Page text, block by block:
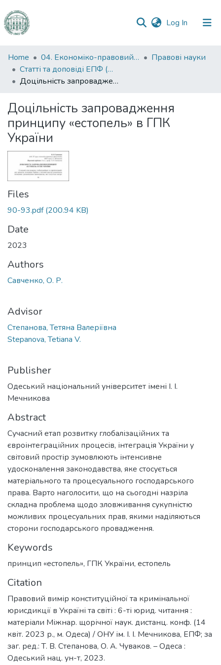
Log In (current)
Communities
&
Collections
Statistics
Home 04. Економіко-правовий факультет
Правові науки
Статті та доповіді ЕПФ (Правові науки)
Доцільність запровадження принципу «естопель» в ГПК України
Доцільність запровадження
принципу «естопель» в ГПК
України
Files
90-93.pdf(200.94 KB)
Date
2023
Authors
Савченко, О. Р.
Advisor
Степанова, Тетяна Валеріївна
Stepanova, Tetiana V.
Publisher
Одеський національний університет імені І. І.
Мечникова
Abstract
Сучасний етап розвитку глобалізаційних та
євроінтеграційних процесів, інтеграція України у
світовий простір зумовлюють інтенсивне
удосконалення законодавства, яке стосується
матеріального та процесуального господарського
права. Варто наголосити, що на сьогодні назріла
складна проблема щодо зловживання сукупністю
можливих процесуальних прав, якими наділяються
сторони господарського провадження.
Keywords
принцип «естопель», ГПК України, естопель
Citation
Правовий вимір конституційної та кримінальної
юрисдикції в Україні та світі : 6-ті юрид. читання :
матеріали Міжнар. щорічної наук. дистанц. конф. (14
квіт. 2023 р., м. Одеса) / ОНУ ім. І. І. Мечникова, ЕПФ; за
заг. ред.: Т. В. Степанова, О. А. Чуваков. – Одеса :
Одеський нац. ун-т, 2023.